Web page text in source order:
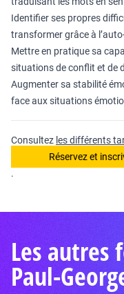
Identifier ses propres
transformer grâce à
Mettre en pratique sa
situations de conflit et de
Augmenter sa stabilité
face aux situations
Consultez les différents
Réservez et
.
Les autres
Paul-